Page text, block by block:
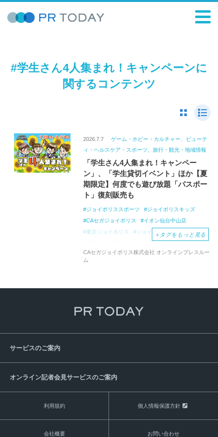
#学生さん4人集まれ！キャンペーンに
関するコンテンツ
2026.7.7
ゲーム・ホビー・カルチャー、ビューテ
ィ・ヘルスケア・スポーツ、旅行・観光・地域情報
「学生さん4人集まれ！キャンペー
ン」、「学生貸切イベント」ほか【夏
期限定】何度でも遊び放題「パスポー
ト」復刻販売も
ジョイポリススポーツ
ジョイポリスキッズ
CAセガジョイポリス
イオン仙台中山店
東京ジョイポリス
ジョイポリススポーツX
学生さん4人集まれ！キャンペーン
夏休み0日目！学生貸切アワー
＋ タグをもっと見る
CAセガジョイポリス株式会社 オンラインプレスルー
ム
サービスのご案内
オンライン記者会見サービスのご案内
利用規約 個人情報保護方針
会社概要 お問い合わせ